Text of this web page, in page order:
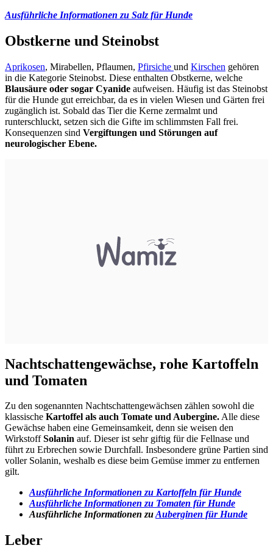
Ausführliche Informationen zu Salz für Hunde
Obstkerne und Steinobst
Aprikosen, Mirabellen, Pflaumen, Pfirsiche und Kirschen gehören
in die Kategorie Steinobst. Diese enthalten Obstkerne, welche
Blausäure oder sogar Cyanide aufweisen. Häufig ist das Steinobst
für die Hunde gut erreichbar, da es in vielen Wiesen und Gärten frei
zugänglich ist. Sobald das Tier die Kerne zermalmt und
runterschluckt, setzen sich die Gifte im schlimmsten Fall frei.
Konsequenzen sind Vergiftungen und Störungen auf
neurologischer Ebene.
Nachtschattengewächse, rohe Kartoffeln
und Tomaten
Zu den sogenannten Nachtschattengewächsen zählen sowohl die
klassische Kartoffel als auch Tomate und Aubergine.Alle diese
Gewächse haben eine Gemeinsamkeit, denn sie weisen den
WirkstoffSolanin auf. Dieser ist sehr giftig für die Fellnase und
führt zu Erbrechen sowie Durchfall. Insbesondere grüne Partien sind
voller Solanin, weshalb es diese beim Gemüse immer zu entfernen
gilt.
Ausführliche Informationen zu Kartoffeln für Hunde
Ausführliche Informationen zu Tomaten für Hunde
Ausführliche Informationen zuAuberginen für Hunde
Leber